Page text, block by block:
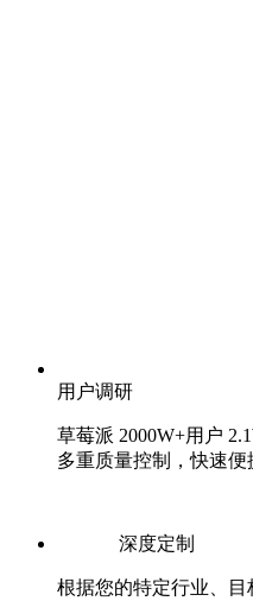
用户调研
草莓派 2000W+用户
多重质量控制，快速便
深度定制
根据您的特定行业、